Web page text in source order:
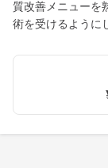
質改善メニューを
術を受けるように